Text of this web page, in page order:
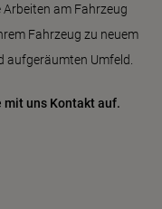
am Fahrzeug
Fahrzeug zu neuem
aufgeräumten Umfeld.
mit uns Kontakt auf.